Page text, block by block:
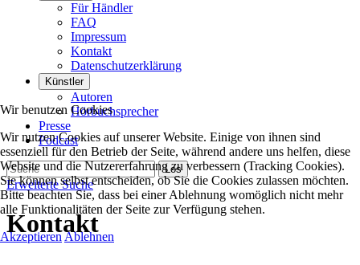
Für Händler
FAQ
Impressum
Kontakt
Datenschutzerklärung
Künstler
Autoren
Hörbuchsprecher
Presse
Podcast
Erweiterte Suche
Kontakt
Wir benutzen Cookies
Wir nutzen Cookies auf unserer Website. Einige von ihnen sind
essenziell für den Betrieb der Seite, während andere uns helfen, diese
Website und die Nutzererfahrung zu verbessern (Tracking Cookies).
Sie können selbst entscheiden, ob Sie die Cookies zulassen möchten.
Bitte beachten Sie, dass bei einer Ablehnung womöglich nicht mehr
alle Funktionalitäten der Seite zur Verfügung stehen.
AkzeptierenAblehnen